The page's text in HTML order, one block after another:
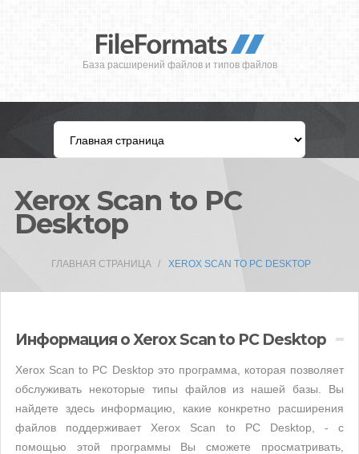
База расширений файлов и типов файлов
Xerox Scan to PC
Desktop
ГЛАВНАЯ СТРАНИЦА XEROX SCAN TO PC DESKTOP
Информация о Xerox Scan to PC Desktop
Xerox Scan to PC Desktop это программа, которая позволяет
обслуживать некоторые типы файлов из нашей базы. Вы
найдете здесь информацию, какие конкретно расширения
файлов поддерживает Xerox Scan to PC Desktop, - с
помощью этой программы Вы сможете просматривать,